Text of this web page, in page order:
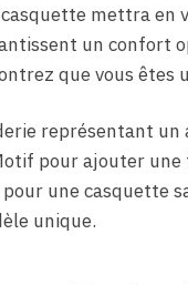
mettra en
un confort
que vous êtes
représentant
pour ajouter
une casquette
unique.